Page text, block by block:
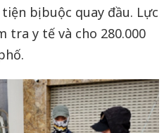
bị buộc quay đầu. Lực
tra y tế và cho 280.000